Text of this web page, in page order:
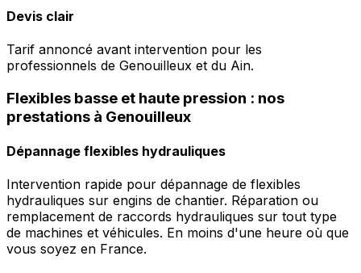
Devis clair
Tarif annoncé avant intervention pour les
professionnels de Genouilleux et du Ain.
Flexibles basse et haute pression : nos
prestations à Genouilleux
Dépannage flexibles hydrauliques
Intervention rapide pour dépannage de flexibles
hydrauliques sur engins de chantier. Réparation ou
remplacement de raccords hydrauliques sur tout type
de machines et véhicules. En moins d'une heure où que
vous soyez en France.